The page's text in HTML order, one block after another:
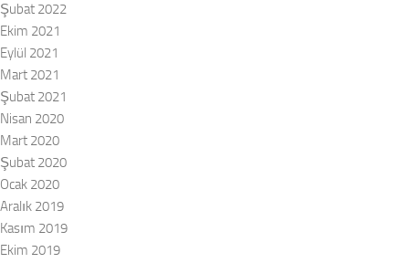
Şubat 2022
Ekim 2021
Eylül 2021
Mart 2021
Şubat 2021
Nisan 2020
Mart 2020
Şubat 2020
Ocak 2020
Aralık 2019
Kasım 2019
Ekim 2019